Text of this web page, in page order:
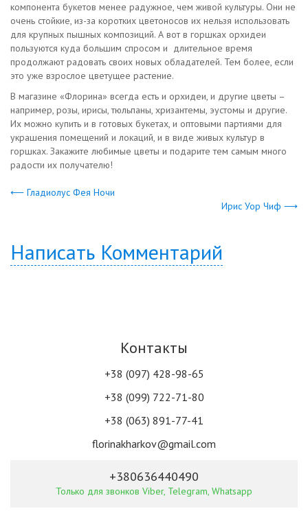
компонента букетов менее радужное, чем живой культуры. Они не
очень стойкие, из-за коротких цветоносов их нельзя использовать
для крупных пышных композиций. А вот в горшках орхидеи
пользуются куда большим спросом и длительное время
продолжают радовать своих новых обладателей. Тем более, если
это уже взрослое цветущее растение.
В магазине «Флорина» всегда есть и орхидеи, и другие цветы –
например, розы, ирисы, тюльпаны, хризантемы, эустомы и другие.
Их можно купить и в готовых букетах, и оптовыми партиями для
украшения помещений и локаций, и в виде живых культур в
горшках. Закажите любимые цветы и подарите тем самым много
радости их получателю!
⟵ Гладиолус Фея Ночи
Ирис Уор Чиф ⟶
Написать Комментарий
Контакты
+38 (097) 428-98-65
+38 (099) 722-71-80
+38 (063) 891-77-41
florinakharkov@gmail.com
+380636440490
Только для звонков Viber, Telegram, Whatsapp